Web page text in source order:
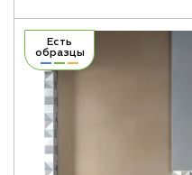
Есть
образцы